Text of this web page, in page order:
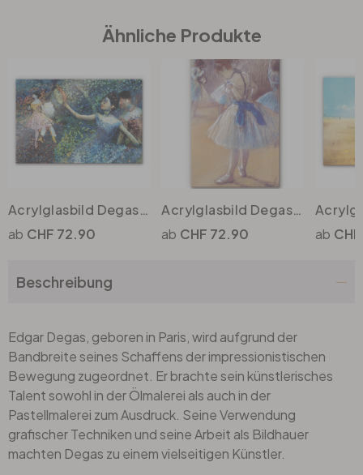
Bad
Eingangsbereich
Ähnliche Produkte
Acrylglasbild Degas - Tänzerin mit Tambourin
CHF 72.90
Acrylglasbild Degas - Tänzerin beim Binden der Schleife
CHF 72.90
Beschreibung
Edgar Degas, geboren in Paris, wird aufgrund der
Bandbreite seines Schaffens der impressionistischen
Bewegung zugeordnet. Er brachte sein künstlerisches
Talent sowohl in der Ölmalerei als auch in der
Pastellmalerei zum Ausdruck. Seine Verwendung
grafischer Techniken und seine Arbeit als Bildhauer
machten Degas zu einem vielseitigen Künstler.